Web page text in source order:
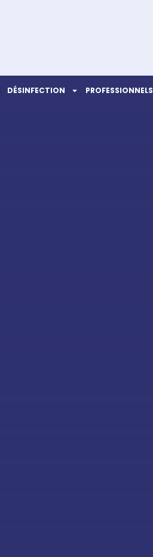
DÉSINFECTION PROFESSIONNELS